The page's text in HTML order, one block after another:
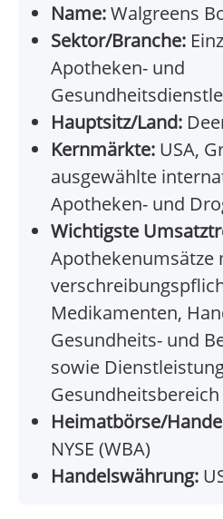
Name:Walgreens
Sektor/Branche:
Apotheken- und
Hauptsitz/Land:
Kernmärkte: USA,
ausgewählte
Apotheken- und
Wichtigste
Apothekenumsätze
Medikamenten,
Gesundheits- und
sowie
Gesundheitsbereich
Heimatbörse/
NYSE (WBA)
Handelswährung: